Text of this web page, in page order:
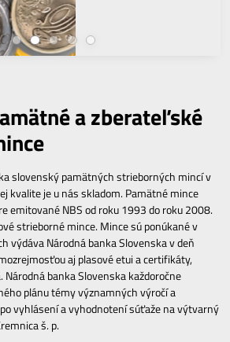
a zberateľské
slovenský pamätných strieborných mincí v
kvalite je u nás skladom. Pamätné mince
emitované NBS od roku 1993 do roku 2008.
strieborné mince. Mince sú ponúkané v
výdáva Národná banka Slovenska v deň
aj plasové etui a certifikáty,
Národná banka Slovenska každoročne
plánu témy významných výročí a
vyhlásení a vyhodnotení súťaže na výtvarný
š. p.